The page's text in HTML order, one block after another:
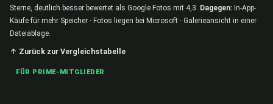
Sterne, deutlich besser bewertet als Google Fotos mit 4,3. Dagegen: In-App-
Käufe für mehr Speicher · Fotos liegen bei Microsoft · Galerieansicht in einer
Dateiablage.
↑ Zurück zur Vergleichstabelle
FÜR PRIME-MITGLIEDER